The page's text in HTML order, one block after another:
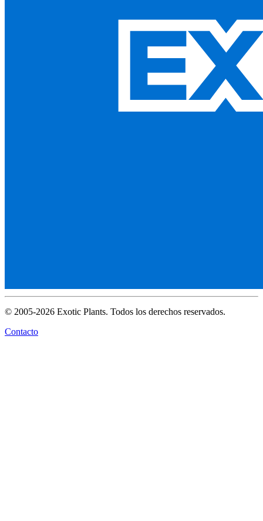
© 2005-2026 Exotic Plants. Todos los derechos reservados.
Contacto